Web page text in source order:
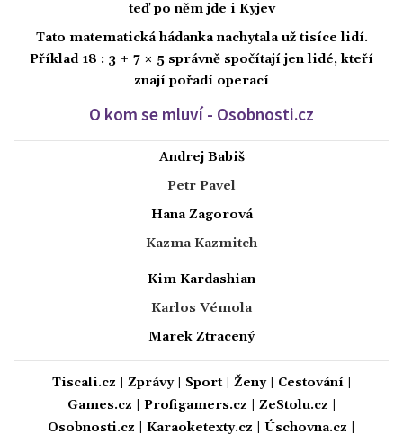
teď po něm jde i Kyjev
Tato matematická hádanka nachytala už tisíce lidí.
Příklad 18 : 3 + 7 × 5 správně spočítají jen lidé, kteří
znají pořadí operací
O kom se mluví - Osobnosti.cz
Andrej Babiš
Petr Pavel
Hana Zagorová
Kazma Kazmitch
Kim Kardashian
Karlos Vémola
Marek Ztracený
Tiscali.cz Zprávy| Sport| Ženy| Cestování|
Games.cz
Profigamers.cz ZeStolu.cz
Osobnosti.cz
Karaoketexty.cz Úschovna.cz